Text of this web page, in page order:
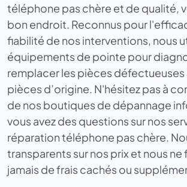
téléphone pas chère et de qualité,
bon endroit. Reconnus pour
fiabilité de nos interventions, nous
équipements de pointe pour
remplacer les pièces défectueuses
pièces d’origine. N'hésitez pas à
de nos boutiques de dépannage
vous avez des questions sur nos
réparation téléphone pas chère.
transparents sur nos prix et nous ne
jamais de frais cachés ou